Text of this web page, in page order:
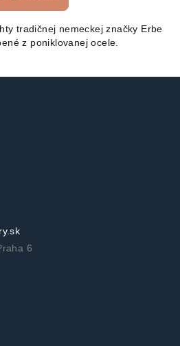
tradičnej nemeckej značky Erbe
z poniklovanej ocele.
6